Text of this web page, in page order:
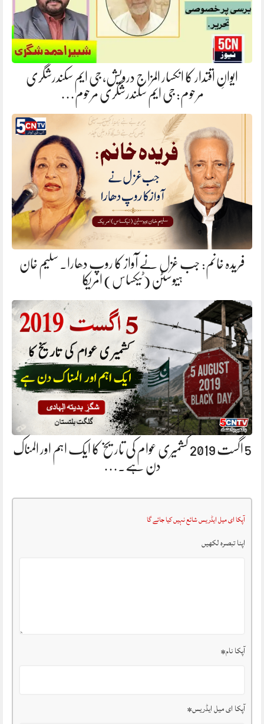
ایوانِ اقتدار کا انکسار المزاج درویش، جی ایم سکندرشگری
مرحوم: جی ایم سکندرشگری مرحوم…
فریدہ خانم: جب غزل نے آواز کا روپ دھارا. سلیم خان
ہیوسٹن (ٹیکساس) امریکا
5 اگست 2019 کشمیری عوام کی تاریخ کا ایک اہم اور المناک
دن ہے.…
آپکا ای میل ایڈریس شائع نہیں کیا جائے گا
اپنا تبصرہ لکھیں
آپکا نام*
آپکا ای میل ایڈریس*